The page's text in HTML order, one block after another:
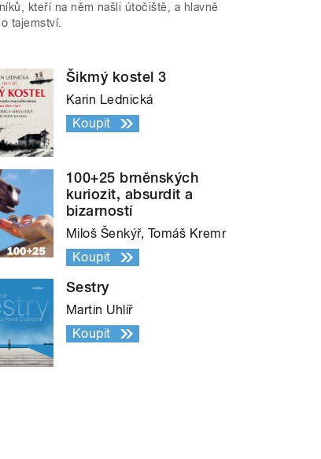
kteří na něm našli útočiště, a hlavně
tajemství.
Šikmý kostel 3
Karin Lednická
Koupit
100+25 brněnských
kuriozit, absurdit a
bizarností
Miloš Šenkýř, Tomáš Kremr
Koupit
Sestry
Martin Uhlíř
Koupit